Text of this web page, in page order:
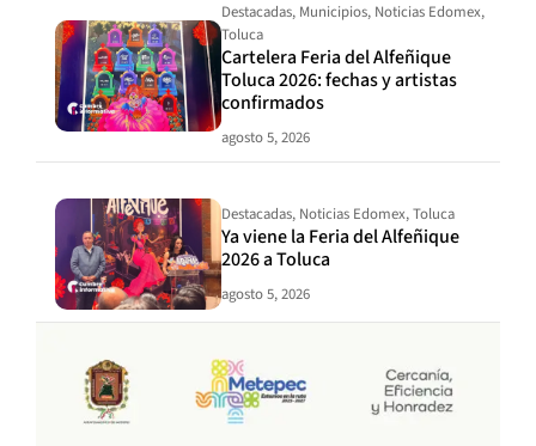
Destacadas, Municipios, Noticias Edomex,
Toluca
Cartelera Feria del Alfeñique
Toluca 2026: fechas y artistas
confirmados
agosto 5, 2026
Destacadas, Noticias Edomex,Toluca
Ya viene la Feria del Alfeñique
2026 a Toluca
agosto 5, 2026